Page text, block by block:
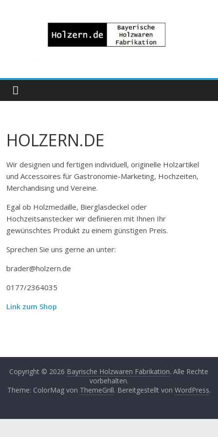
Bayrische
Holzwaren
Fabrikation
HOLZERN.DE
Wir designen und fertigen individuell, originelle Holzartikel
und Accessoires für Gastronomie-Marketing, Hochzeiten,
Merchandising und Vereine.
Egal ob Holzmedaille, Bierglasdeckel oder
Hochzeitsanstecker wir definieren mit Ihnen Ihr
gewünschtes Produkt zu einem günstigen Preis.
Sprechen Sie uns gerne an unter:
brader@holzern.de
0177/2364035
Link zum Shop
Copyright © 2026 Bayrische Holzwaren Fabrikation. Alle Rechte
vorbehalten.
Theme: ColorMag von ThemeGrill. Bereitgestellt von WordPress.